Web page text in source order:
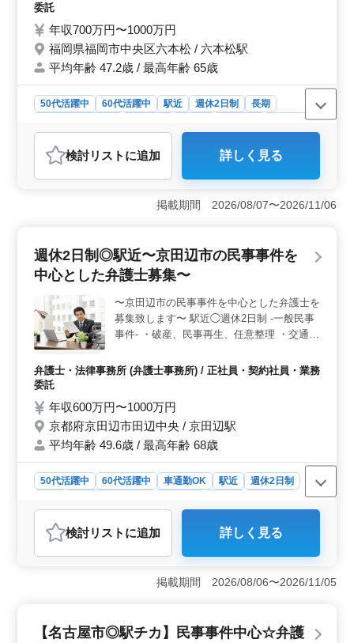
の虐待 ・高齢者・障害者の財産管理 どんな
些細な問題でもご相談ください！ 現在50歳
以上も活躍している企業です。 ぜひ今まで
の経験を活かして頂ける方のご応募お待ちし
ております☆
委託
年収700万円〜1000万円
福岡県福岡市中央区六本松 / 六本松駅
平均年齢 47.2歳 / 最高年齢 65歳
50代活躍中 60代活躍中 駅近 週休2日制
長期
業務委託
おすすめポイント
＜中高年の専門家チーム＞ 経験豊富な中高年が活躍中
の職場です。様々な民事事件に関わり、幅広いスキルを
磨くことができます。企業の安定感とアットホームな雰
一般民事事件に特化しており、多岐にわたる案件が寄せ
られているため、幅広い法務業務に携われます。どんな
す。 ＜アクセス良好な駅チカ環境＞ 駅から徒歩で
アクセス可能な好立地に事務所があります。通勤がしや
すく、仕事と生活のバランスを保ちながら、専門性を高
めていける魅力的な環境です。
検討リスト に追加 詳しく見る
掲載期間 2026/08/07〜2026/11/06
週休2日制◎駅近〜京田辺市の民事事件を
中心とした弁護士募集〜
〜京田辺市の民事事件を中心とした弁護士を
募集致します〜 駅近◯週休2日制 -一般民事
事件- ・破産、民事再生、任意整理 ・交通事
不動産問題 ・売買代金請求 ・B型肝炎訴訟
者の虐待 ・高齢者・障害者の財産管理 相談
しやすい雰囲気を大切にしています！ 現在
50歳以上も活躍している企業です。 ぜひ今
までの経験を活かして頂ける方のご応募お待
ちしております☆
弁護士・法律事務所 (弁護士事務所) / 正社員・契約社員・業務
委託
年収600万円〜1000万円
京都府京田辺市田辺中央 / 京田辺駅
平均年齢 49.6歳 / 最高年齢 68歳
50代活躍中 60代活躍中 車通勤OK 駅近
週休2日制
弁護士・法律事務所
おすすめポイント
＜働きやすさ＞ 週休2日制で、残業が少ないため、プラ
イベートの時間も大切にできます。ワークライフバラン
スを重視する方に最適です。さらに、駅近の立地で通勤
わたる民事事件を扱い、さまざまな法的知識を実務で活
検討リスト に追加 詳しく見る
掲載期間 2026/08/06〜2026/11/05
【名古屋市◎駅チカ】民事事件中心☆弁護